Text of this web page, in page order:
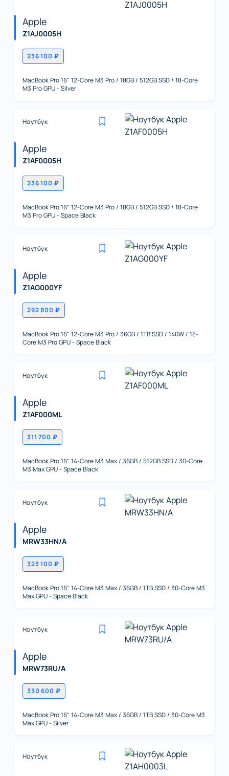
Apple
Z1AJ0005H
236 100 ₽
MacBook Pro 16" 12-Core M3 Pro / 18GB / 512GB SSD / 18-Core
M3 Pro GPU - Silver
Ноутбук
Apple
Z1AF0005H
236 100 ₽
MacBook Pro 16" 12-Core M3 Pro / 18GB / 512GB SSD / 18-Core
M3 Pro GPU - Space Black
Ноутбук
Apple
Z1AG000YF
292 800 ₽
MacBook Pro 16" 12-Core M3 Pro / 36GB / 1TB SSD / 140W / 18-
Core M3 Pro GPU - Space Black
Ноутбук
Apple
Z1AF000ML
311 700 ₽
MacBook Pro 16" 14-Core M3 Max / 36GB / 512GB SSD / 30-Core
M3 Max GPU - Space Black
Ноутбук
Apple
MRW33HN/A
323 100 ₽
MacBook Pro 16" 14-Core M3 Max / 36GB / 1TB SSD / 30-Core M3
Max GPU - Space Black
Ноутбук
Apple
MRW73RU/A
330 600 ₽
MacBook Pro 16" 14-Core M3 Max / 36GB / 1TB SSD / 30-Core M3
Max GPU - Silver
Ноутбук